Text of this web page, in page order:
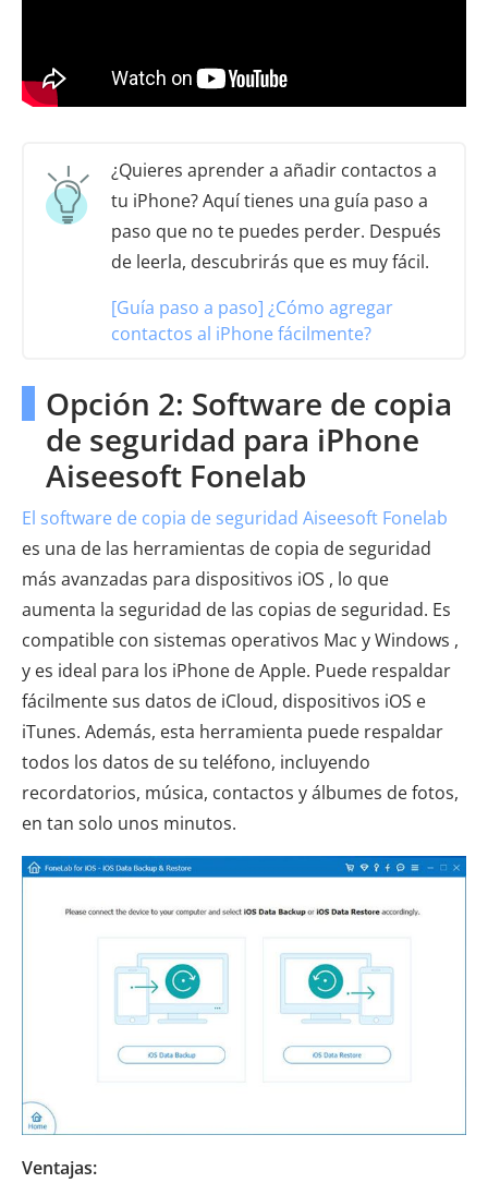
¿Quieres aprender a añadir contactos a
tu iPhone? Aquí tienes una guía paso a
paso que no te puedes perder. Después
de leerla, descubrirás que es muy fácil.
[Guía paso a paso] ¿Cómo agregar
contactos al iPhone fácilmente?
Opción 2: Software de copia
de seguridad para iPhone
Aiseesoft Fonelab
El software de copia de seguridad Aiseesoft Fonelab
es una de las herramientas de copia de seguridad
más avanzadas para dispositivos iOS , lo que
aumenta la seguridad de las copias de seguridad. Es
compatible con sistemas operativos Mac y Windows ,
y es ideal para los iPhone de Apple. Puede respaldar
fácilmente sus datos de iCloud, dispositivos iOS e
iTunes. Además, esta herramienta puede respaldar
todos los datos de su teléfono, incluyendo
recordatorios, música, contactos y álbumes de fotos,
en tan solo unos minutos.
Ventajas: